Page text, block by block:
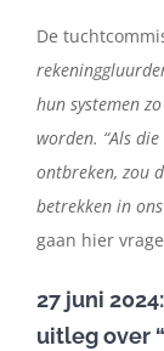
De
hun systemen
worden. “Als
ontbreken, zou
betrekken in
gaan hier
27 juni
uitleg over